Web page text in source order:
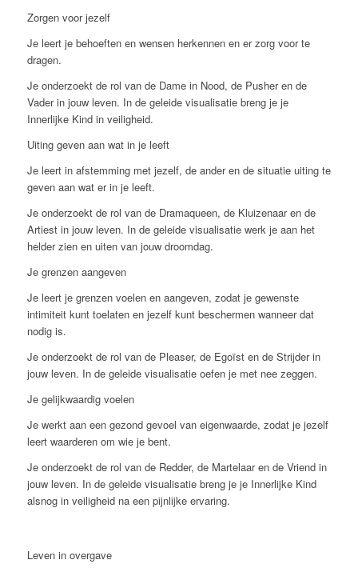
Zorgen voor jezelf
Je leert je behoeften en wensen herkennen en er zorg voor te
dragen.
Je onderzoekt de rol van de Dame in Nood, de Pusher en de
Vader in jouw leven. In de geleide visualisatie breng je je
Innerlijke Kind in veiligheid.
Uiting geven aan wat in je leeft
Je leert in afstemming met jezelf, de ander en de situatie uiting te
geven aan wat er in je leeft.
Je onderzoekt de rol van de Dramaqueen, de Kluizenaar en de
Artiest in jouw leven. In de geleide visualisatie werk je aan het
helder zien en uiten van jouw droomdag.
Je grenzen aangeven
Je leert je grenzen voelen en aangeven, zodat je gewenste
intimiteit kunt toelaten en jezelf kunt beschermen wanneer dat
nodig is.
Je onderzoekt de rol van de Pleaser, de Egoïst en de Strijder in
jouw leven. In de geleide visualisatie oefen je met nee zeggen.
Je gelijkwaardig voelen
Je werkt aan een gezond gevoel van eigenwaarde, zodat je jezelf
leert waarderen om wie je bent.
Je onderzoekt de rol van de Redder, de Martelaar en de Vriend in
jouw leven. In de geleide visualisatie breng je je Innerlijke Kind
alsnog in veiligheid na een pijnlijke ervaring.
Leven in overgave